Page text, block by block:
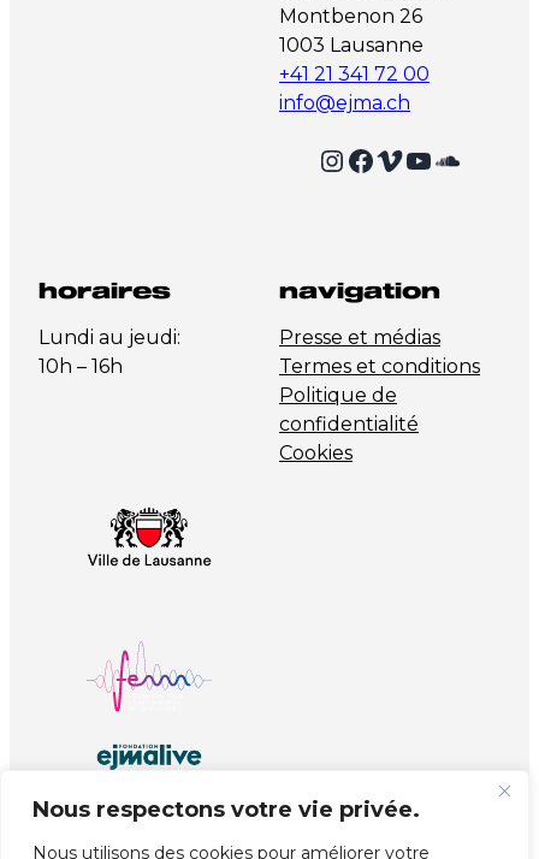
Nous respectons votre vie privée.
Nous utilisons des cookies pour améliorer votre
Montbenon 26
1003 Lausanne
+41 21 341 72 00
info@ejma.ch
InstagramFacebook Vimeo YouTube SoundCloud
horaires
Lundi au jeudi:
10h – 16h
navigation
Presse et médias
Termes et conditions
Politique de
confidentialité
Cookies